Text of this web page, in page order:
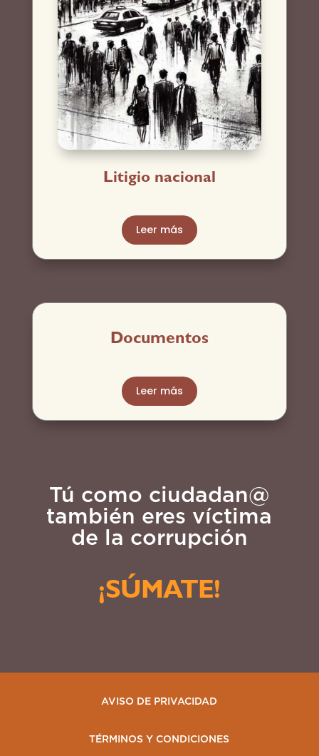
Litigio nacional
Leer más
Documentos
Leer más
Tú como ciudadan@
también eres víctima
de la corrupción
¡SÚMATE!
AVISO DE PRIVACIDAD
TÉRMINOS Y CONDICIONES